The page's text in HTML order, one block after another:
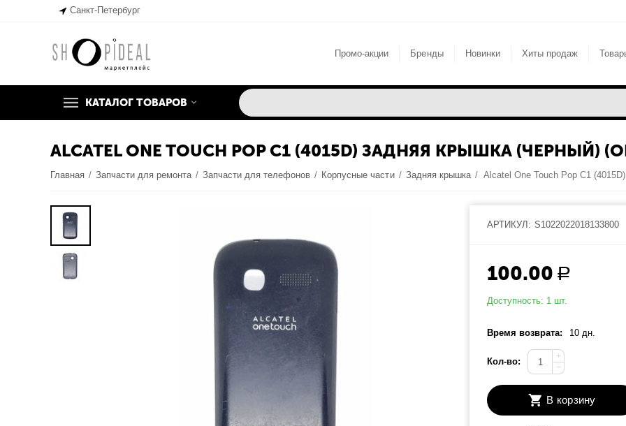
Санкт-Петербург
Промо-акции Бренды Новинки Хиты продаж
КАТАЛОГ ТОВАРОВ
ALCATEL ONE TOUCH POP C1 (4015D) ЗАДНЯЯ КРЫШКА (ЧЕРНЫЙ)
Главная / Запчасти для ремонта / Запчасти для телефонов / Корпусные части / Задняя крышка /
АРТИКУЛ: S1022022018133800
100.00 Р
Доступность: 1 шт.
Время возврата: 10 дн.
Кол-во:
+
−
В корзину